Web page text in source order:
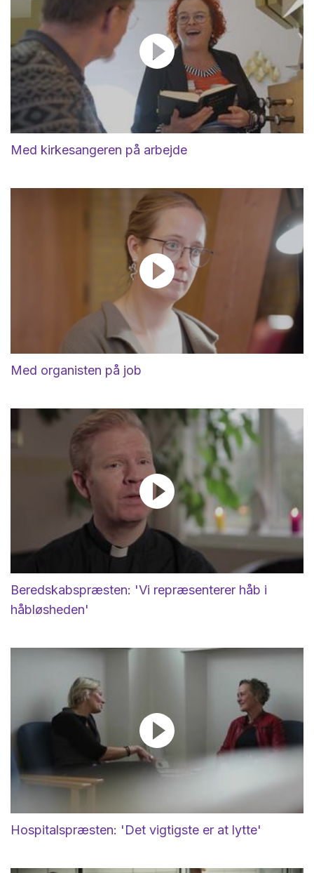
Med kirkesangeren på arbejde
Med organisten på job
Beredskabspræsten: 'Vi repræsenterer håb i
håbløsheden'
Hospitalspræsten: 'Det vigtigste er at lytte'